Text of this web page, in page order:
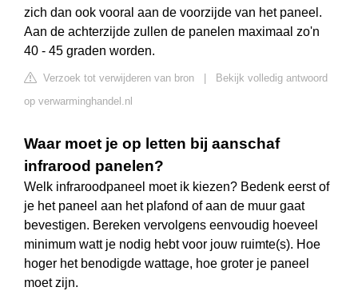
zich dan ook vooral aan de voorzijde van het paneel.
Aan de achterzijde zullen de panelen maximaal zo'n
40 - 45 graden worden.
Verzoek tot verwijderen van bron
Bekijk volledig antwoord
op verwarminghandel.nl
Waar moet je op letten bij aanschaf
infrarood panelen?
Welk infraroodpaneel moet ik kiezen? Bedenk eerst of
je het paneel aan het plafond of aan de muur gaat
bevestigen. Bereken vervolgens eenvoudig hoeveel
minimum watt je nodig hebt voor jouw ruimte(s). Hoe
hoger het benodigde wattage, hoe groter je paneel
moet zijn.